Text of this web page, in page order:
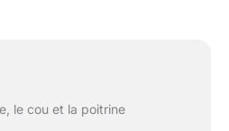
le cou et la poitrine